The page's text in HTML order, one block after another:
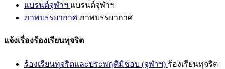
แบรนด์จุฬาฯ แบรนด์จุฬาฯ
ภาพบรรยากาศ ภาพบรรยากาศ
แจ้งเรื่องร้องเรียนทุจริต
ร้องเรียนทุจริตและประพฤติมิชอบ (จุฬาฯ) ร้องเรียนทุจริต